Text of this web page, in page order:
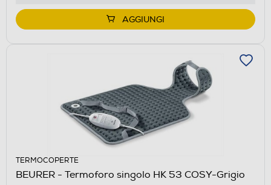
AGGIUNGI
TERMOCOPERTE
BEURER - Termoforo singolo HK 53 COSY-Grigio